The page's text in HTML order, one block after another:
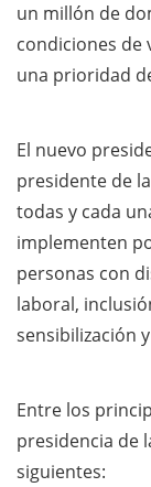
un millón de
condiciones de
una prioridad
El nuevo
presidente de
todas y cada
implementen
personas con
laboral,
sensibilización
Entre los
presidencia de
siguientes: